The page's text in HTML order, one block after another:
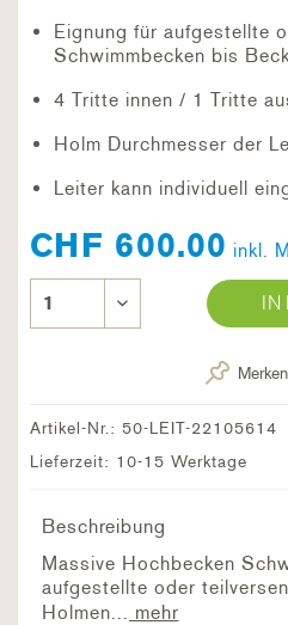
Eignung für aufgestellte
Schwimmbecken bis
4 Tritte innen / 1 Tritte
Holm Durchmesser der
Leiter kann individuell
CHF 600.00 inkl.
IN
Merken
Artikel-Nr.: 50-LEIT-22105614
Lieferzeit: 10-15 Werktage
Beschreibung
Massive Hochbecken
aufgestellte oder
Holmen...
mehr